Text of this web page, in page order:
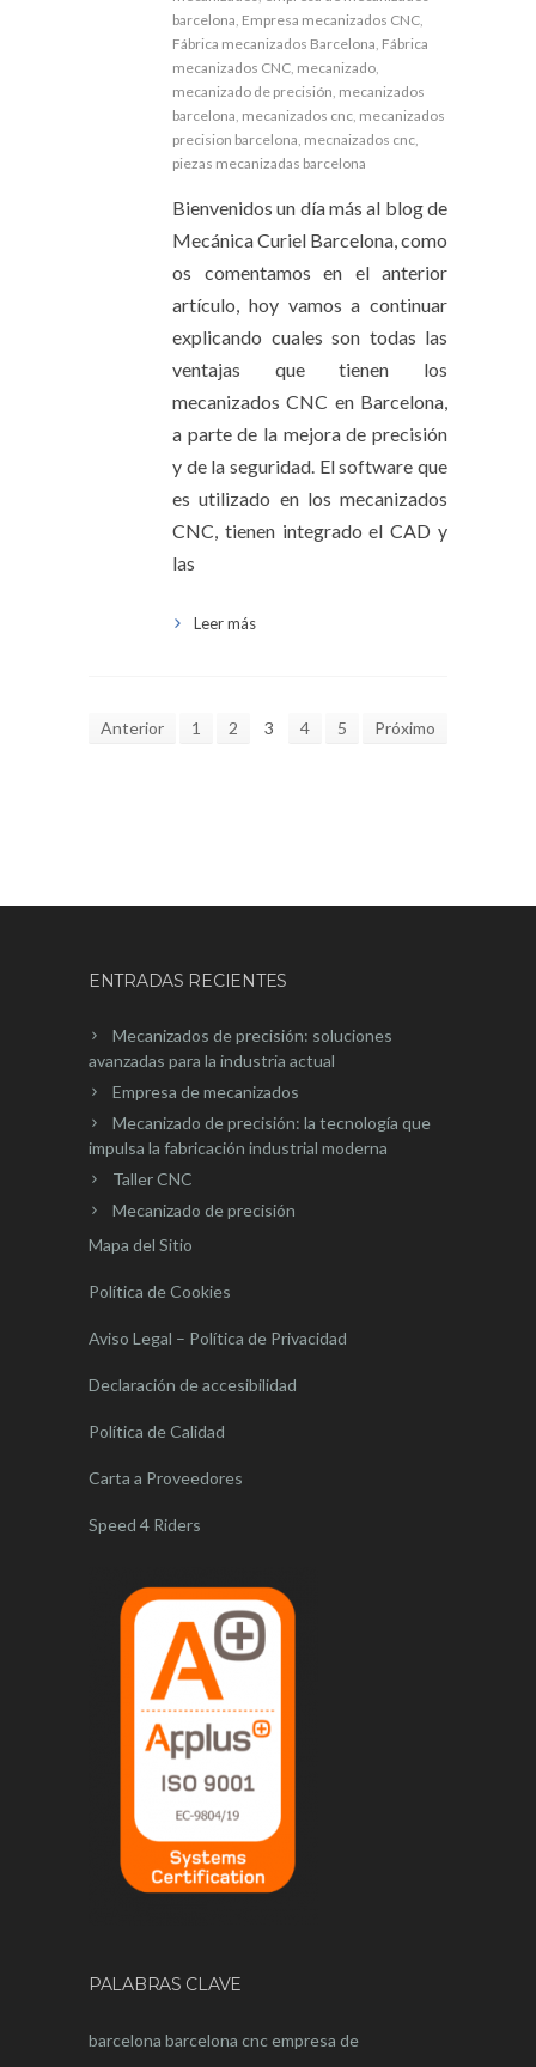
barcelona, Empresa mecanizados CNC,
Fábrica mecanizados Barcelona, Fábrica
mecanizados CNC, mecanizado,
mecanizado de precisión, mecanizados
barcelona, mecanizados cnc, mecanizados
precision barcelona, mecnaizados cnc,
piezas mecanizadas barcelona
Bienvenidos un día más al blog de
Mecánica Curiel Barcelona, como
os comentamos en el anterior
artículo, hoy vamos a continuar
explicando cuales son todas las
ventajas que tienen los
mecanizados CNC en Barcelona,
a parte de la mejora de precisión
y de la seguridad. El software que
es utilizado en los mecanizados
CNC, tienen integrado el CAD y
las
Leer más
Anterior 1 2 3 4 5 Próximo
ENTRADAS RECIENTES
Mecanizados de precisión: soluciones
avanzadas para la industria actual
Empresa de mecanizados
Mecanizado de precisión: la tecnología que
impulsa la fabricación industrial moderna
Taller CNC
Mecanizado de precisión
Mapa del Sitio
Política de Cookies
Aviso Legal – Política de Privacidad
Declaración de accesibilidad
Política de Calidad
Carta a Proveedores
Speed 4 Riders
PALABRAS CLAVE
barcelona barcelona cncempresa de